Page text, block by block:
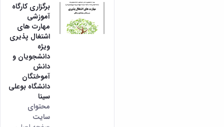
برگزاری کارگاه
آموزشی
مهارت های
اشتغال پذیری
ویژه
دانشجویان و
دانش
آموختگان
دانشگاه بوعلی
سینا
محتوای
سایت